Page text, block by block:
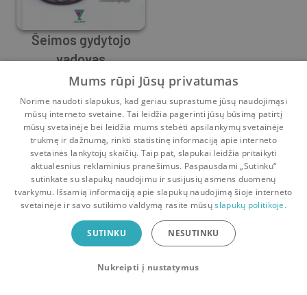
Šeimos gydytojo
vadovas
Algimantas Irnius,Diana Obelienienė ,Edita Gražulevičiūtė
0 2
Pradinis Krepšelis Pokalbiai Pranešimai Paskyra
Bookswap programėlė
Mainykis knygomis dar patogiau!
Uždaryti
Mums rūpi Jūsų privatumas
Norime naudoti slapukus, kad geriau suprastume jūsų naudojimąsi
mūsų interneto svetaine. Tai leidžia pagerinti jūsų būsimą patirtį
mūsų svetainėje bei leidžia mums stebėti apsilankymų svetainėje
trukmę ir dažnumą, rinkti statistinę informaciją apie interneto
svetainės lankytojų skaičių. Taip pat, slapukai leidžia pritaikyti
aktualesnius reklaminius pranešimus. Paspausdami „Sutinku“
sutinkate su slapukų naudojimu ir susijusių asmens duomenų
tvarkymu. Išsamią informaciją apie slapukų naudojimą šioje interneto
svetainėje ir savo sutikimo valdymą rasite mūsųslapukų politikoje.
SUTINKU NESUTINKU
Nukreipti į nustatymus